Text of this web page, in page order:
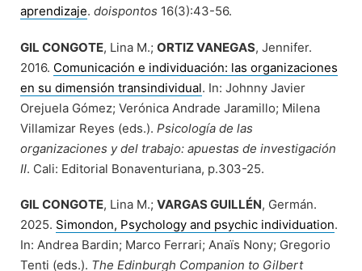
aprendizaje. doispontos 16(3):43-56.
GIL CONGOTE, Lina M.; ORTIZ VANEGAS, Jennifer.
2016. Comunicación e individuación: las organizaciones
en su dimensión transindividual. In: Johnny Javier
Orejuela Gómez; Verónica Andrade Jaramillo; Milena
Villamizar Reyes (eds.). Psicología de las
organizaciones y del trabajo: apuestas de investigación
II. Cali: Editorial Bonaventuriana, p.303-25.
GIL CONGOTE, Lina M.; VARGAS GUILLÉN, Germán.
2025. Simondon, Psychology and psychic individuation.
In: Andrea Bardin; Marco Ferrari; Anaïs Nony; Gregorio
Tenti (eds.). The Edinburgh Companion to Gilbert